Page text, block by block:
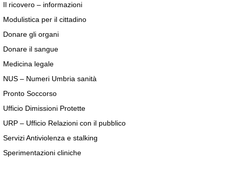
Il ricovero – informazioni
Modulistica per il cittadino
Donare gli organi
Donare il sangue
Medicina legale
NUS – Numeri Umbria sanità
Pronto Soccorso
Ufficio Dimissioni Protette
URP – Ufficio Relazioni con il pubblico
Servizi Antiviolenza e stalking
Sperimentazioni cliniche